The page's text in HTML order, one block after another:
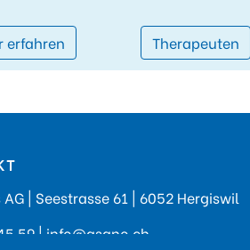
erfahren Therapeuten
| Seestrasse 61 | 6052 Hergiswil
59 | info@asano.ch